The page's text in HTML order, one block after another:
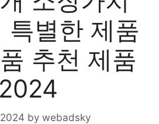
특별한 제품
추천 제품
2024
by webadsky